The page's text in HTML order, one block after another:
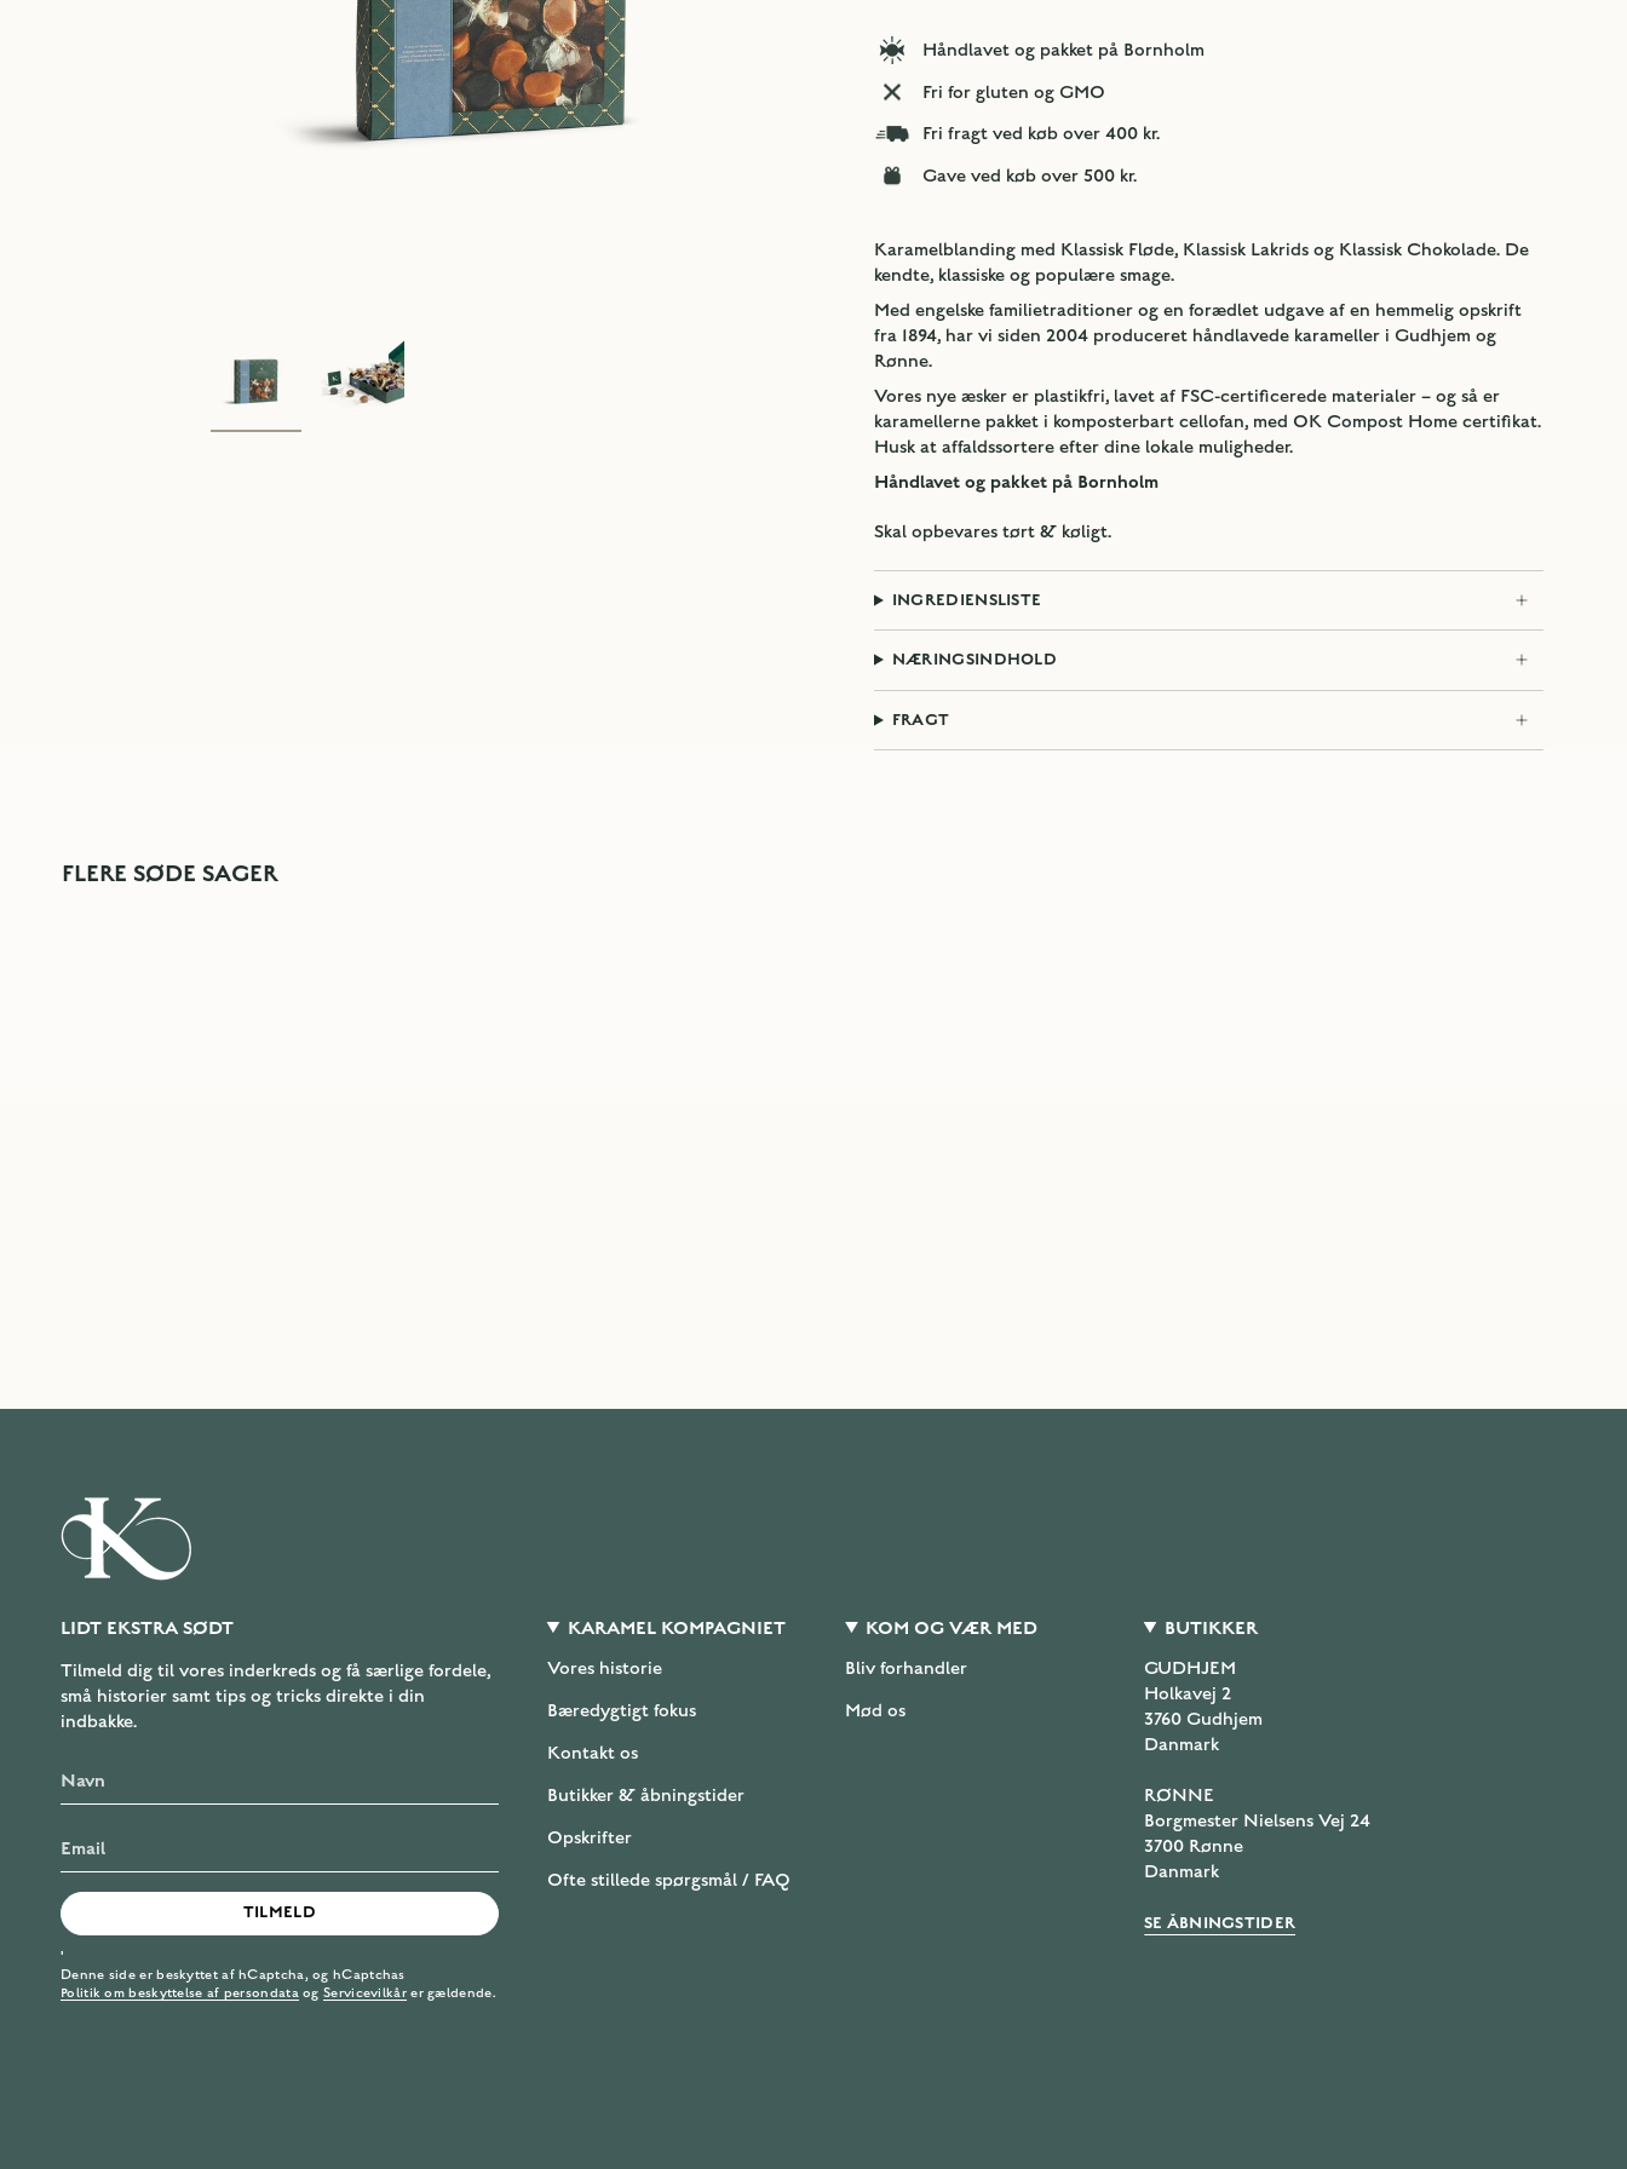
Håndlavet og pakket på Bornholm
Fri for gluten og GMO
Fri fragt ved køb over 400 kr.
Gave ved køb over 500 kr.
Karamelblanding med Klassisk Fløde, Klassisk Lakrids og Klassisk Chokolade. De
kendte, klassiske og populære smage.
Med engelske familietraditioner og en forædlet udgave af en hemmelig opskrift
fra 1894, har vi siden 2004 produceret håndlavede karameller i Gudhjem og
Rønne.
Vores nye æsker er plastikfri, lavet af FSC-certificerede materialer – og så er
karamellerne pakket i komposterbart cellofan, med OK Compost Home certifikat.
Husk at affaldssortere efter dine lokale muligheder.
Håndlavet og pakket på Bornholm
Skal opbevares tørt & køligt.
INGREDIENSLISTE
NÆRINGSINDHOLD
FRAGT
FLERE SØDE SAGER
LIDT EKSTRA SØDT
Tilmeld dig til vores inderkreds og få særlige fordele,
små historier samt tips og tricks direkte i din
indbakke.
TILMELD
'
Denne side er beskyttet af hCaptcha, og hCaptchas
Politik om beskyttelse af persondataogServicevilkårer gældende.
KARAMEL KOMPAGNIET
Vores historie
Bæredygtigt fokus
Kontakt os
Butikker & åbningstider
Opskrifter
Ofte stillede spørgsmål / FAQ
KOM OG VÆR MED
Bliv forhandler
Mød os
BUTIKKER
GUDHJEM
Holkavej 2
3760 Gudhjem
Danmark
RØNNE
Borgmester Nielsens Vej 24
3700 Rønne
Danmark
SE ÅBNINGSTIDER